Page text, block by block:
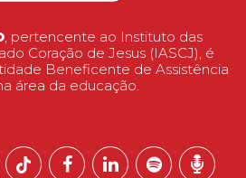
, pertencente ao Instituto das
Coração de Jesus (IASCJ), é
Beneficente de Assistência
área da educação.